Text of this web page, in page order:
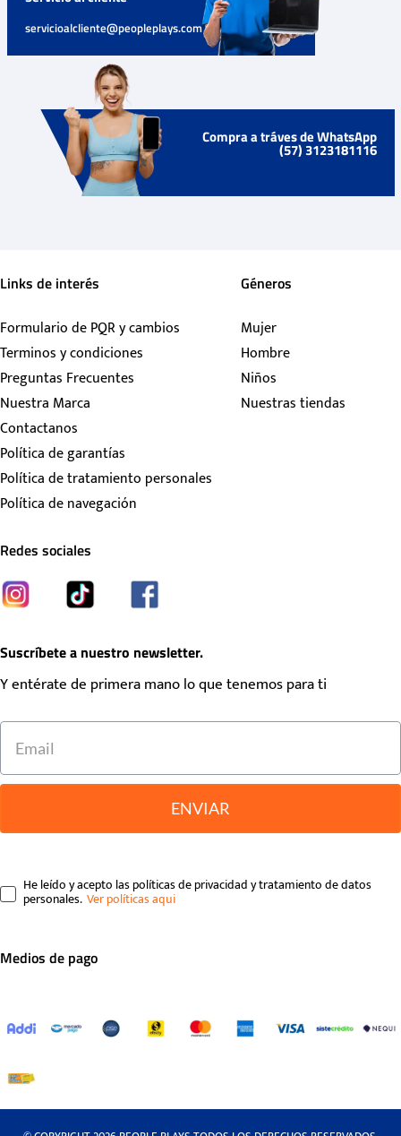
servicioalcliente@peopleplays.com
Compra a tráves de WhatsApp
(57) 3123181116
Links de interés
Formulario de PQR y cambios
Terminos y condiciones
Preguntas Frecuentes
Nuestra Marca
Contactanos
Política de garantías
Política de tratamiento personales
Política de navegación
Géneros
Mujer
Hombre
Niños
Nuestras tiendas
Redes sociales
Suscríbete a nuestro newsletter.
Y entérate de primera mano lo que tenemos para ti
ENVIAR
He leído y acepto las políticas de privacidad y tratamiento de datos
personales.
Medios de pago